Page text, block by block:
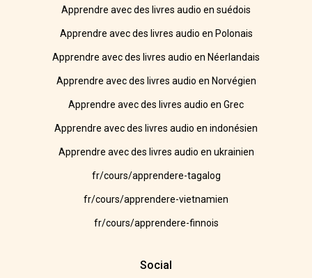
Apprendre avec des livres audio en suédois
Apprendre avec des livres audio en Polonais
Apprendre avec des livres audio en Néerlandais
Apprendre avec des livres audio en Norvégien
Apprendre avec des livres audio en Grec
Apprendre avec des livres audio en indonésien
Apprendre avec des livres audio en ukrainien
fr/cours/apprendere-tagalog
fr/cours/apprendere-vietnamien
fr/cours/apprendere-finnois
Social